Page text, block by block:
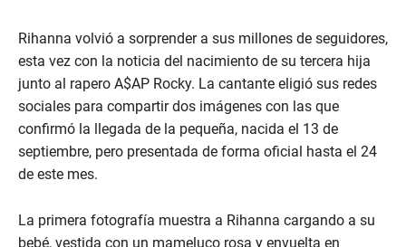
Rihanna volvió a sorprender a sus millones de seguidores,
esta vez con la noticia del nacimiento de su tercera hija
junto al rapero A$AP Rocky. La cantante eligió sus redes
sociales para compartir dos imágenes con las que
confirmó la llegada de la pequeña, nacida el 13 de
septiembre, pero presentada de forma oficial hasta el 24
de este mes.
La primera fotografía muestra a Rihanna cargando a su
bebé, vestida con un mameluco rosa y envuelta en